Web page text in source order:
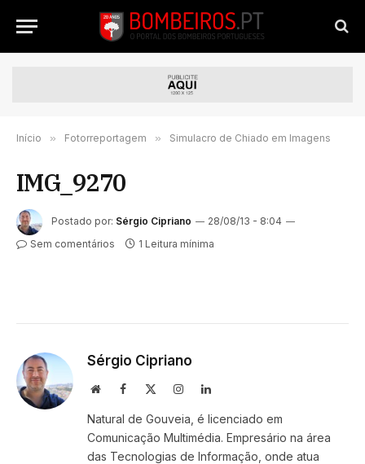
Início » Fotorreportagem » Simulacro de Chiado em Imagens
IMG_9270
Postado por: Sérgio Cipriano
28/08/13 - 8:04
Sem comentários
1 Leitura mínima
Sérgio Cipriano
WebsiteFacebook InstagramLinkedIn
Natural de Gouveia, é licenciado em
Comunicação Multimédia. Empresário na área
das Tecnologias de Informação, onde atua